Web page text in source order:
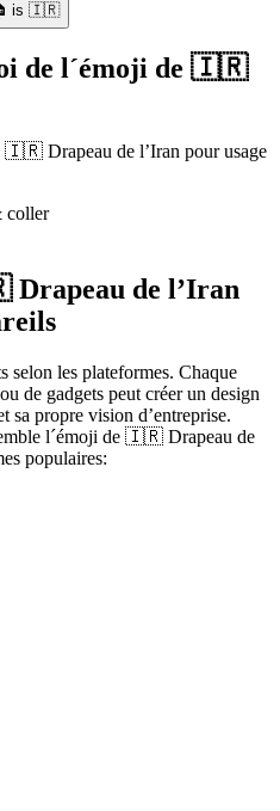
is 🇮🇷
de l´émoji de 🇮🇷
🇮🇷 Drapeau de l’Iran pour usage
coller
de l’Iran
selon les plateformes. Chaque
de gadgets peut créer un design
sa propre vision d’entreprise.
l´émoji de 🇮🇷 Drapeau de
populaires: